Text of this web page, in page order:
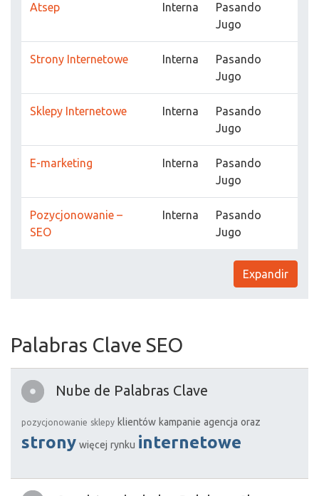
Atsep Interna
Pasando
Jugo
Strony Internetowe Interna
Pasando
Jugo
Sklepy Internetowe Interna
Pasando
Jugo
E-marketing Interna
Pasando
Jugo
Pozycjonowanie –
SEO
Interna
Pasando
Jugo
Expandir
Palabras Clave SEO
Nube de Palabras Clave
pozycjonowanie sklepy klientów kampanie agencja oraz
strony więcej rynku internetowe